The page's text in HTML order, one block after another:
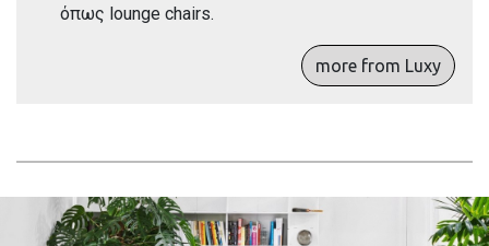
όπως lounge chairs.
more from Luxy